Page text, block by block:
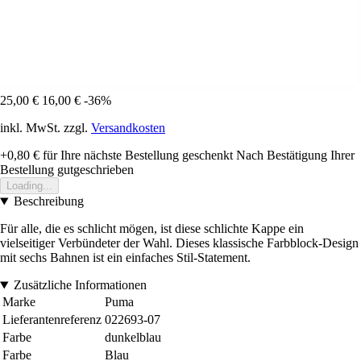
25,00 € 16,00 € -36%
inkl. MwSt. zzgl. Versandkosten
+0,80 € für Ihre nächste Bestellung geschenkt Nach Bestätigung Ihrer
Bestellung gutgeschrieben
Loading...
Beschreibung
Für alle, die es schlicht mögen, ist diese schlichte Kappe ein
vielseitiger Verbündeter der Wahl. Dieses klassische Farbblock-Design
mit sechs Bahnen ist ein einfaches Stil-Statement.
Zusätzliche Informationen
Marke
Puma
Lieferantenreferenz 022693-07
Farbe
dunkelblau
Farbe
Blau